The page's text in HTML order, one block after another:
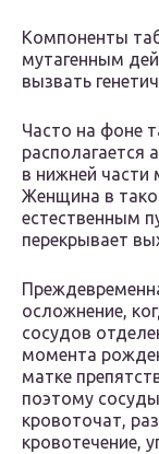
Компоненты
мутагенным
вызвать
Часто на фоне
располагается
в нижней части
Женщина в
естественным
перекрывает
осложнение,
сосудов
момента
матке
поэтому
кровоточат,
кровотечение,